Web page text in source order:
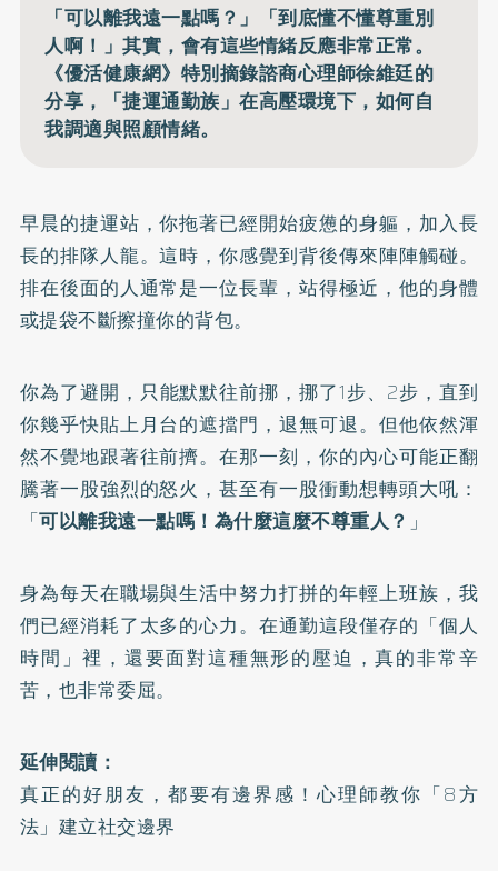
「可以離我遠一點嗎？」「到底懂不懂尊重別
人啊！」其實，會有這些情緒反應非常正常。
《優活健康網》特別摘錄諮商心理師徐維廷的
分享，「捷運通勤族」在高壓環境下，如何自
我調適與照顧情緒。
早晨的捷運站，你拖著已經開始疲憊的身軀，加入長
長的排隊人龍。這時，你感覺到背後傳來陣陣觸碰。
排在後面的人通常是一位長輩，站得極近，他的身體
或提袋不斷擦撞你的背包。
你為了避開，只能默默往前挪，挪了1步、2步，直到
你幾乎快貼上月台的遮擋門，退無可退。但他依然渾
然不覺地跟著往前擠。在那一刻，你的內心可能正翻
騰著一股強烈的怒火，甚至有一股衝動想轉頭大吼：
「可以離我遠一點嗎！為什麼這麼不尊重人？ 」
身為每天在職場與生活中努力打拼的年輕上班族，我
們已經消耗了太多的心力。在通勤這段僅存的「個人
時間」裡，還要面對這種無形的壓迫，真的非常辛
苦，也非常委屈。
延伸閱讀：
真正的好朋友，都要有邊界感！心理師教你「8方
法」建立社交邊界